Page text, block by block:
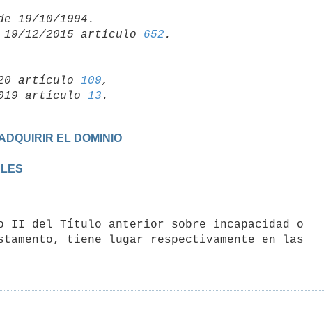
19/12/2015 artículo 652
artículo 109,
artículo
13
EL DOMINIO
tiene lugar respectivamente en las